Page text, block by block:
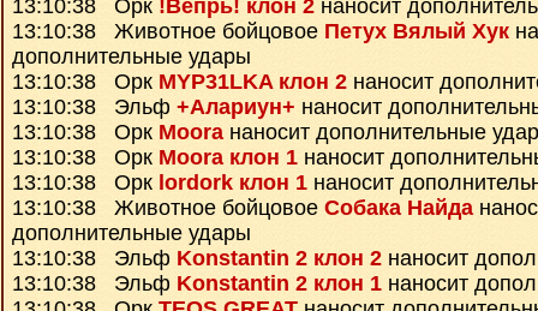
13:10:38 Орк !Вепрь! клон 2 наносит
13:10:38 Животное бойцовое Петух Вялый Хук
дополнительные удары
13:10:38 Орк MYP31LKA клон 2 наносит
13:10:38 Эльф +Алариун+ наносит
13:10:38 Орк Mooraнаносит дополнительные
13:10:38 Орк Moora клон 1 наносит
13:10:38 Орк lordork клон 1 наносит
13:10:38 Животное бойцовое Собака Найда
дополнительные удары
13:10:38 Эльф Konstantin 2 клон 2 наносит
13:10:38 Эльф Konstantin 2 клон 1 наносит